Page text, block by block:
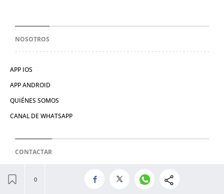
NOSOTROS
APP IOS
APP ANDROID
QUIÉNES SOMOS
CANAL DE WHATSAPP
CONTACTAR
HATHOR PUBLICIDAD